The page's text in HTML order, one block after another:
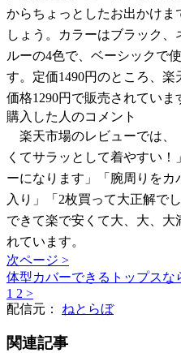
からちょっとしたお出かけ
しょう。カラーはブラック
ルーの4色で、ベーシックで
す。定価1490円のところ、
価格1290円で販売されていま
購入した人のコメント
楽天市場のレビューでは、
くてサラッとして着やすい
ーになります」「腕周りを
入り」「2枚買って大正解で
できて楽で安くて大、大、
れています。
次ページ >
体型カバーできるトップスな
1 2 >
配信元： ねとらぼ
関連記事